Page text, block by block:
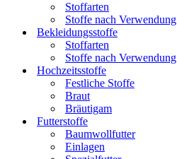
Stoffarten
Stoffe nach Verwendung
Bekleidungsstoffe
Stoffarten
Stoffe nach Verwendung
Hochzeitsstoffe
Festliche Stoffe
Braut
Bräutigam
Futterstoffe
Baumwollfutter
Einlagen